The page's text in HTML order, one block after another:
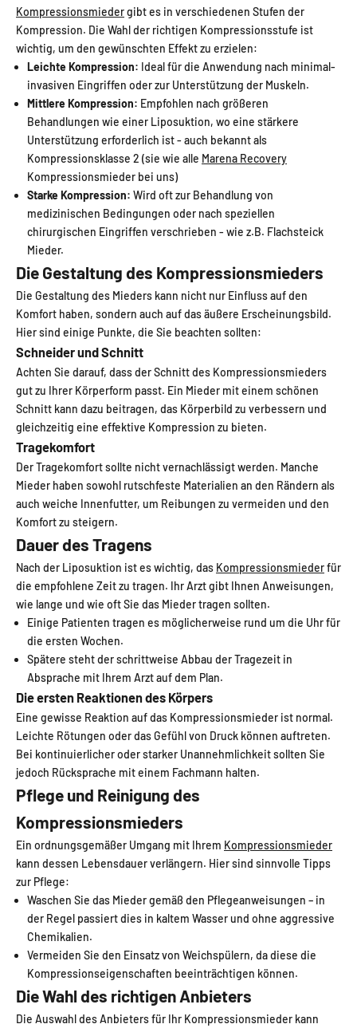
Kompressionsmiedergibt es in verschiedenen Stufen der
Kompression. Die Wahl der richtigen Kompressionsstufe ist
wichtig, um den gewünschten Effekt zu erzielen:
Leichte Kompression: Ideal für die Anwendung nach minimal-
invasiven Eingriffen oder zur Unterstützung der Muskeln.
Mittlere Kompression: Empfohlen nach größeren
Behandlungen wie einer Liposuktion, wo eine stärkere
Unterstützung erforderlich ist - auch bekannt als
Kompressionsklasse 2 (sie wie alle Marena Recovery
Kompressionsmieder bei uns)
Starke Kompression: Wird oft zur Behandlung von
medizinischen Bedingungen oder nach speziellen
chirurgischen Eingriffen verschrieben - wie z.B. Flachsteick
Mieder.
Die Gestaltung des Kompressionsmieders
Die Gestaltung des Mieders kann nicht nur Einfluss auf den
Komfort haben, sondern auch auf das äußere Erscheinungsbild.
Hier sind einige Punkte, die Sie beachten sollten:
Schneider und Schnitt
Achten Sie darauf, dass der Schnitt des Kompressionsmieders
gut zu Ihrer Körperform passt. Ein Mieder mit einem schönen
Schnitt kann dazu beitragen, das Körperbild zu verbessern und
gleichzeitig eine effektive Kompression zu bieten.
Tragekomfort
Der Tragekomfort sollte nicht vernachlässigt werden. Manche
Mieder haben sowohl rutschfeste Materialien an den Rändern als
auch weiche Innenfutter, um Reibungen zu vermeiden und den
Komfort zu steigern.
Dauer des Tragens
Nach der Liposuktion ist es wichtig, das Kompressionsmiederfür
die empfohlene Zeit zu tragen. Ihr Arzt gibt Ihnen Anweisungen,
wie lange und wie oft Sie das Mieder tragen sollten.
Einige Patienten tragen es möglicherweise rund um die Uhr für
die ersten Wochen.
Spätere steht der schrittweise Abbau der Tragezeit in
Absprache mit Ihrem Arzt auf dem Plan.
Die ersten Reaktionen des Körpers
Eine gewisse Reaktion auf das Kompressionsmieder ist normal.
Leichte Rötungen oder das Gefühl von Druck können auftreten.
Bei kontinuierlicher oder starker Unannehmlichkeit sollten Sie
jedoch Rücksprache mit einem Fachmann halten.
Pflege und Reinigung des
Kompressionsmieders
Ein ordnungsgemäßer Umgang mit Ihrem Kompressionsmieder
kann dessen Lebensdauer verlängern. Hier sind sinnvolle Tipps
zur Pflege:
Waschen Sie das Mieder gemäß den Pflegeanweisungen – in
der Regel passiert dies in kaltem Wasser und ohne aggressive
Chemikalien.
Vermeiden Sie den Einsatz von Weichspülern, da diese die
Kompressionseigenschaften beeinträchtigen können.
Die Wahl des richtigen Anbieters
Die Auswahl des Anbieters für Ihr Kompressionsmieder kann